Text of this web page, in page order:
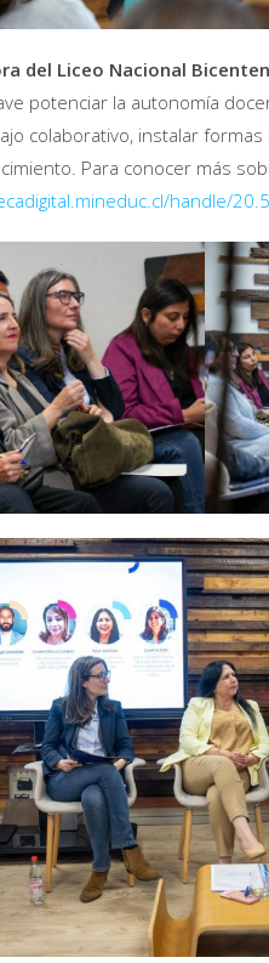
del Liceo Nacional
potenciar la autonomía
colaborativo, instalar
Para conocer más
handle/